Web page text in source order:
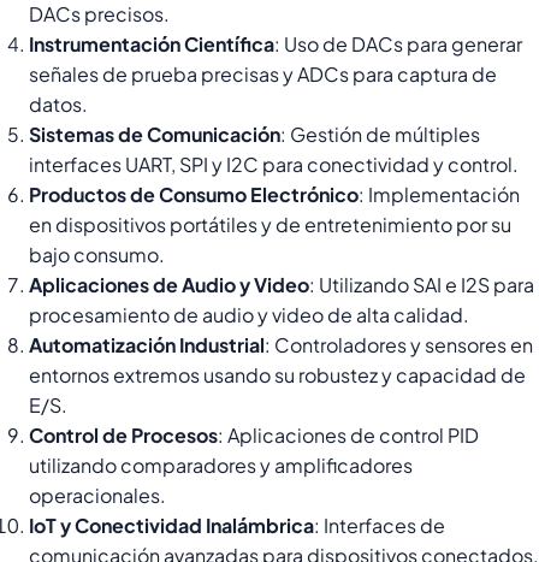
DACs precisos.
Instrumentación Científica: Uso de DACs para generar
señales de prueba precisas y ADCs para captura de
datos.
Sistemas de Comunicación: Gestión de múltiples
interfaces UART, SPI y I2C para conectividad y control.
Productos de Consumo Electrónico: Implementación
en dispositivos portátiles y de entretenimiento por su
bajo consumo.
Aplicaciones de Audio y Video: Utilizando SAI e I2S para
procesamiento de audio y video de alta calidad.
Automatización Industrial: Controladores y sensores en
entornos extremos usando su robustez y capacidad de
E/S.
Control de Procesos: Aplicaciones de control PID
utilizando comparadores y amplificadores
operacionales.
IoT y Conectividad Inalámbrica: Interfaces de
comunicación avanzadas para dispositivos conectados.